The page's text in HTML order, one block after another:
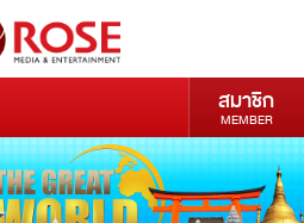
สมาชิก
MEMBER